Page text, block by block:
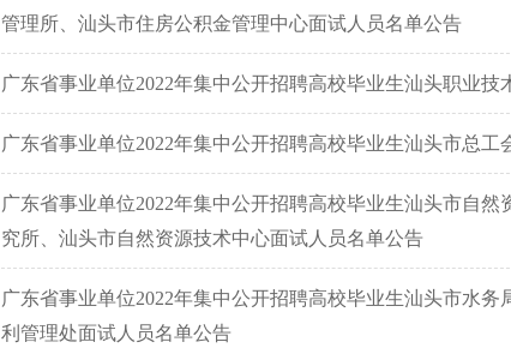
管理所、汕头市住房公积金管理中心面试人员名单公告
广东省事业单位2022年集中公开招聘高校毕业生汕头职业技
广东省事业单位2022年集中公开招聘高校毕业生汕头市总
广东省事业单位2022年集中公开招聘高校毕业生汕头市自
究所、汕头市自然资源技术中心面试人员名单公告
广东省事业单位2022年集中公开招聘高校毕业生汕头市水
利管理处面试人员名单公告